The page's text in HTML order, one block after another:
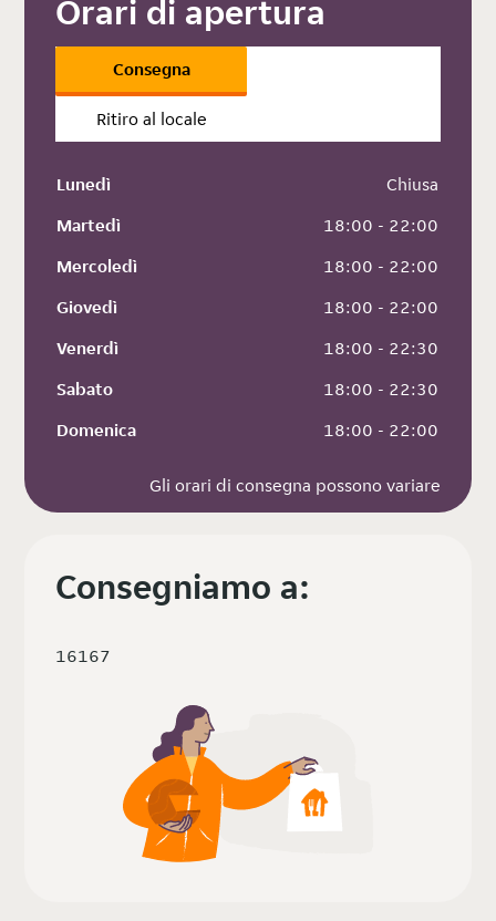
Orari di apertura
Consegna
Ritiro al locale
Lunedì
Chiusa
Martedì
18:00 - 22:00
Mercoledì
18:00 - 22:00
Giovedì
18:00 - 22:00
Venerdì
18:00 - 22:30
Sabato
18:00 - 22:30
Domenica
18:00 - 22:00
Gli orari di consegna possono variare
Consegniamo a:
16167